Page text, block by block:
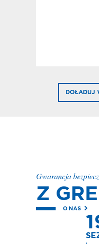
DOŁADUJ
Gwarancja
Z
O NAS